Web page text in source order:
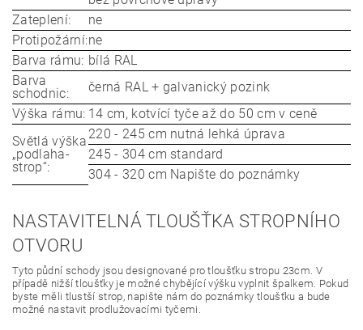
Zateplení:
ne
Protipožární:ne
Barva rámu: bílá RAL
Barva
schodnic:
černá RAL + galvanický pozink
Výška rámu: 14 cm, kotvící tyče až do 50 cm v ceně
Světlá výška
„podlaha-
strop“:
220 - 245 cm nutná lehká úprava
245 - 304 cm standard
304 - 320 cm Napište do poznámky
NASTAVITELNÁ TLOUŠŤKA STROPNÍHO
OTVORU
Tyto půdní schody jsou designované pro tloušťku stropu 23cm. V
případě nižší tloušťky je možné chybějící výšku vyplnit špalkem. Pokud
byste měli tlustší strop, napište nám do poznámky tloušťku a bude
možné nastavit prodlužovacími tyčemi.